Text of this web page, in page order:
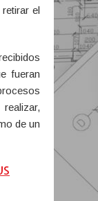
el
fueran
de un